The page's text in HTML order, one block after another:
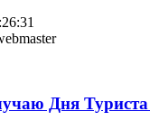
Дня Туриста